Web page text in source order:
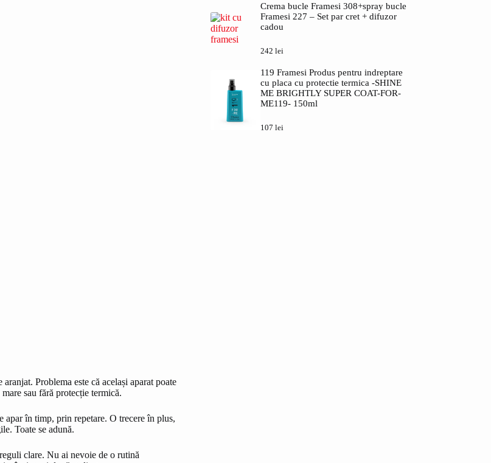
Problema este că același aparat poate
sau fără protecție termică.
în timp, prin repetare. O trecere în plus,
Toate se adună.
clare. Nu ai nevoie de o rutină
Crema bucle Framesi 308+spray bucle
Framesi 227 – Set par cret + difuzor
cadou
242 lei
119 Framesi Produs pentru indreptare
cu placa cu protectie termica -SHINE
ME BRIGHTLY SUPER COAT-FOR-
ME119- 150ml
107 lei